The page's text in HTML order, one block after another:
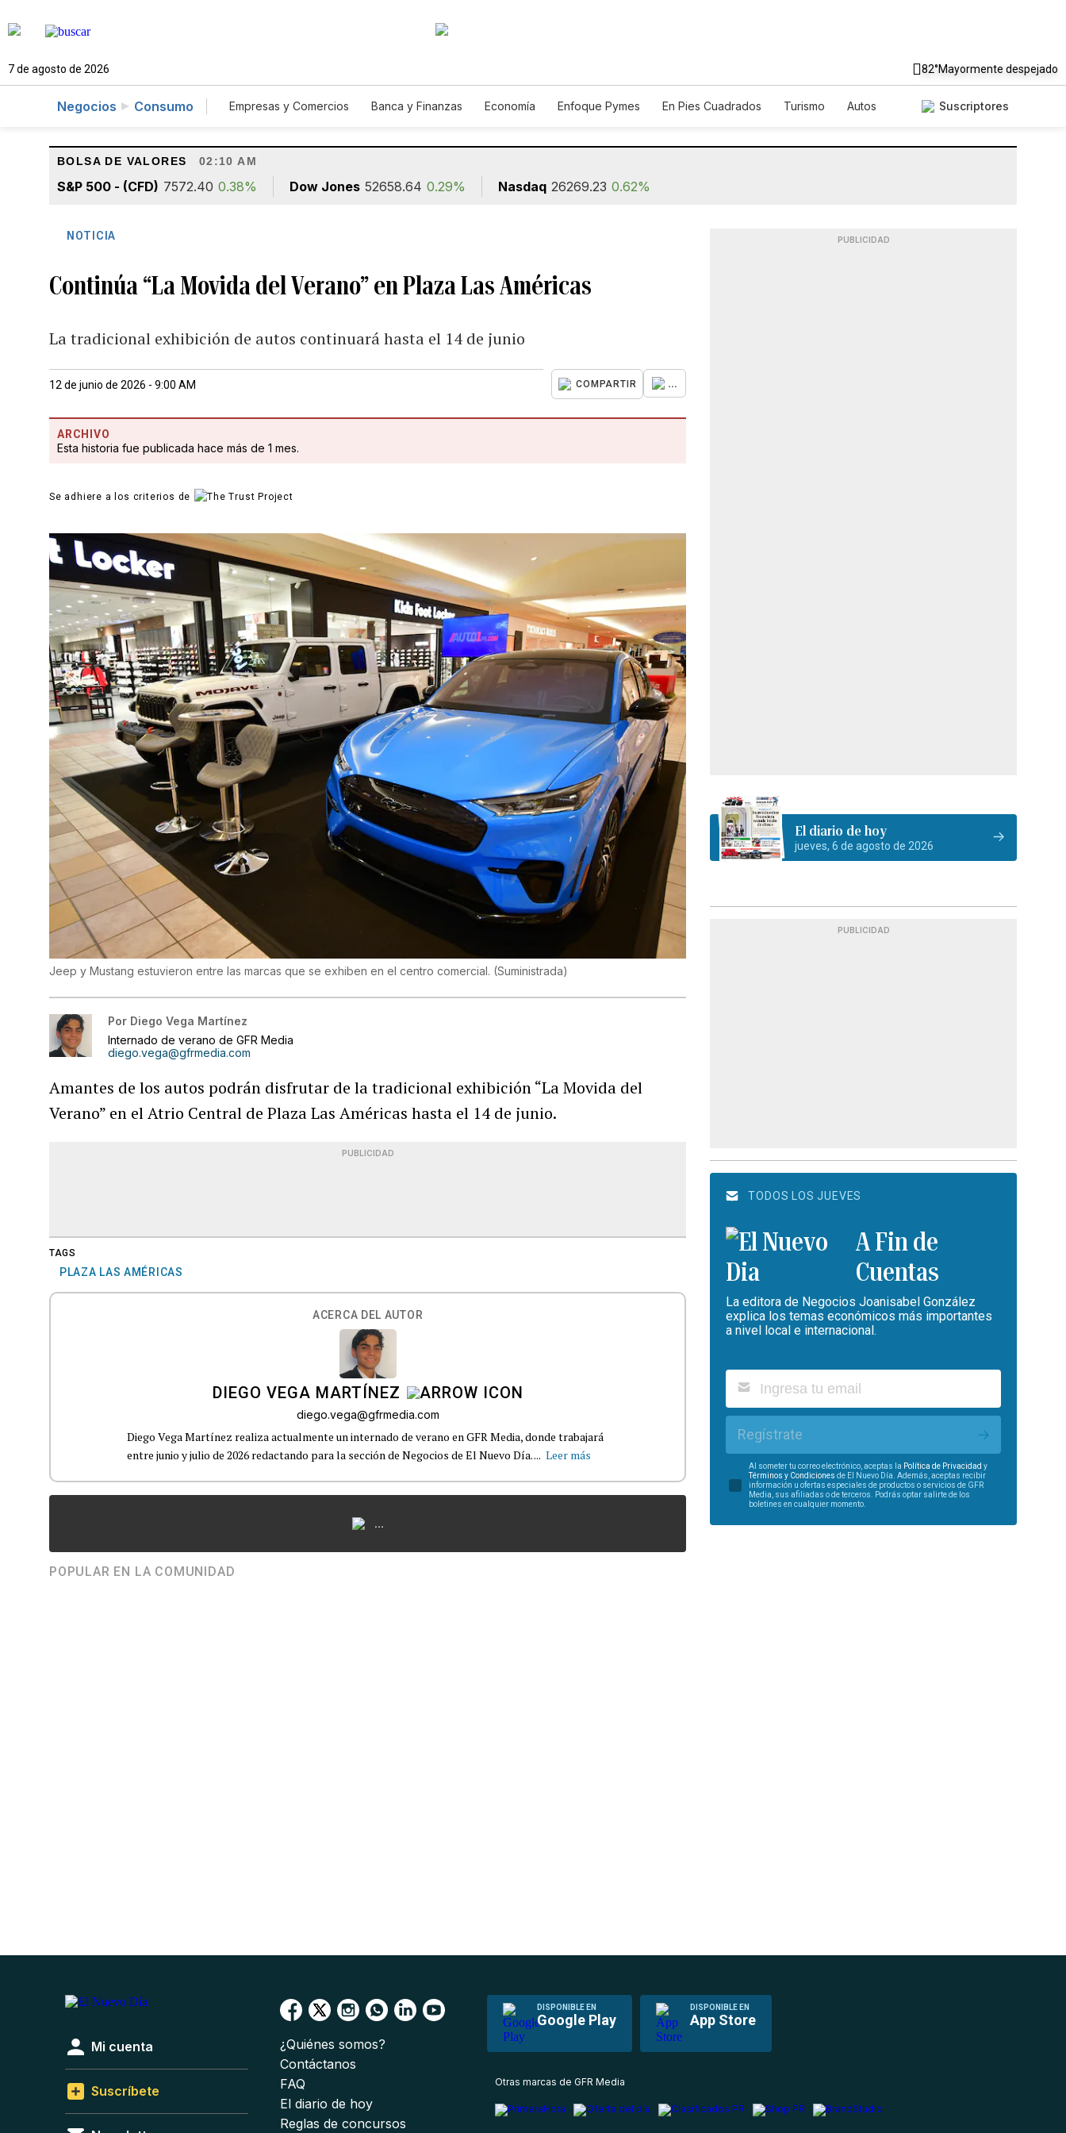
7 de agosto de 2026 82°Mayormente despejado
Negocios Consumo Empresas y Comercios Banca y Finanzas Economía Enfoque Pymes En Pies Cuadrados Turismo
Autos
Suscriptores
BOLSA DE VALORES 02:10 AM
S&P 500 - (CFD) 7572.40 0.38% Dow Jones 52658.64 0.29% Nasdaq 26269.23 0.62%
NOTICIA
Continúa “La Movida del Verano” en Plaza Las Américas
La tradicional exhibición de autos continuará hasta el 14 de junio
12 de junio de 2026 - 9:00 AM COMPARTIR ...
ARCHIVO
Esta historia fue publicada hace más de 1 mes.
Se adhiere a los criterios de
Jeep y Mustang estuvieron entre las marcas que se exhiben en el centro comercial. (Suministrada)
Por Diego Vega Martínez
Internado de verano de GFR Media
diego.vega@gfrmedia.com
Amantes de los autos podrán disfrutar de la tradicional exhibición “La Movida del
Verano” en el Atrio Central de Plaza Las Américas hasta el 14 de junio.
PUBLICIDAD
TAGS
PLAZA LAS AMÉRICAS
ACERCA DEL AUTOR
DIEGO VEGA MARTÍNEZ
diego.vega@gfrmedia.com
Diego Vega Martínez realiza actualmente un internado de verano en GFR Media, donde trabajará
entre junio y julio de 2026 redactando para la sección de Negocios de El Nuevo Día. ... Leer más
...
POPULAR EN LA COMUNIDAD
PUBLICIDAD
El diario de hoy
jueves, 6 de agosto de 2026
PUBLICIDAD
TODOS LOS JUEVES
A Fin de
Cuentas
La editora de Negocios Joanisabel González
explica los temas económicos más importantes
a nivel local e internacional.
Regístrate
Al someter tu correo electrónico, aceptas la Política de Privacidad y
Términos y Condiciones de El Nuevo Día. Además, aceptas recibir
información u ofertas especiales de productos o servicios de GFR
Media, sus afiliadas o de terceros. Podrás optar salirte de los
boletines en cualquier momento.
DISPONIBLE EN
Google Play
DISPONIBLE EN
App Store
Mi cuenta
Suscríbete
¿Quiénes somos?
Contáctanos
FAQ
El diario de hoy
Reglas de concursos
Otras marcas de GFR Media